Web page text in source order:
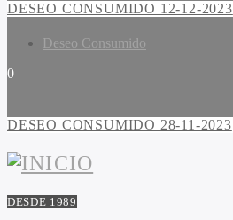
DESEO CONSUMIDO 12-12-2023
Deseo Consumido
0
DESEO CONSUMIDO 28-11-2023
DESDE 1989